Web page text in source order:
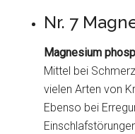
Nr. 7
Magnesium
Mittel bei
vielen Arten von
Ebenso bei